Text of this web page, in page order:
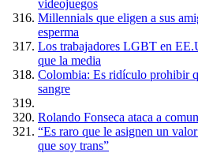
videojuegos
Millennials que eligen a sus
esperma
Los trabajadores LGBT en
que la media
Colombia: Es ridículo prohibir
sangre
Rolando Fonseca ataca a
“Es raro que le asignen un
que soy trans”